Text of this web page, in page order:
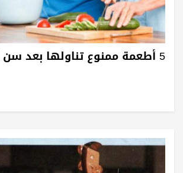
5 أطعمة ممنوع تناولها بعد سن الستين